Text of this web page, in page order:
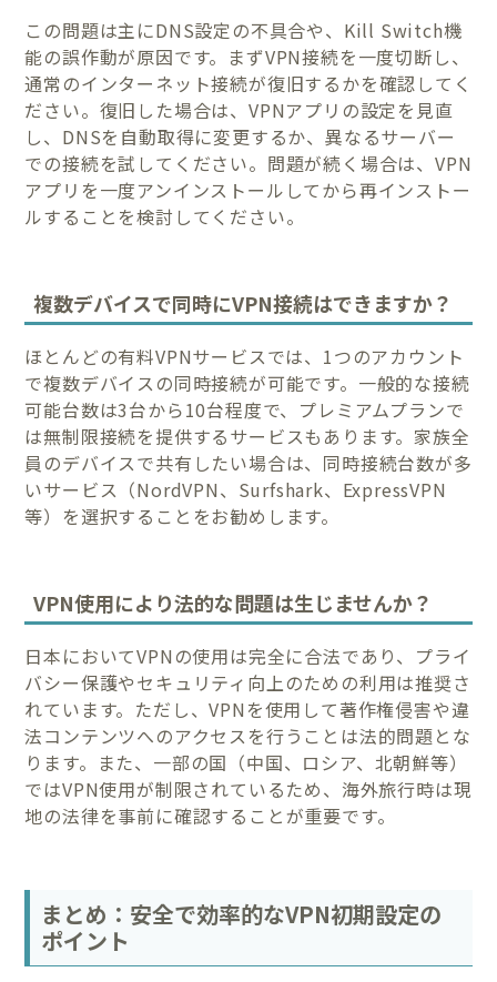
この問題は主にDNS設定の不具合や、Kill Switch機
能の誤作動が原因です。まずVPN接続を一度切断し、
通常のインターネット接続が復旧するかを確認してく
ださい。復旧した場合は、VPNアプリの設定を見直
し、DNSを自動取得に変更するか、異なるサーバー
での接続を試してください。問題が続く場合は、VPN
アプリを一度アンインストールしてから再インストー
ルすることを検討してください。
複数デバイスで同時にVPN接続はできますか？
ほとんどの有料VPNサービスでは、1つのアカウント
で複数デバイスの同時接続が可能です。一般的な接続
可能台数は3台から10台程度で、プレミアムプランで
は無制限接続を提供するサービスもあります。家族全
員のデバイスで共有したい場合は、同時接続台数が多
いサービス（NordVPN、Surfshark、ExpressVPN
等）を選択することをお勧めします。
VPN使用により法的な問題は生じませんか？
日本においてVPNの使用は完全に合法であり、プライ
バシー保護やセキュリティ向上のための利用は推奨さ
れています。ただし、VPNを使用して著作権侵害や違
法コンテンツへのアクセスを行うことは法的問題とな
ります。また、一部の国（中国、ロシア、北朝鮮等）
ではVPN使用が制限されているため、海外旅行時は現
地の法律を事前に確認することが重要です。
まとめ：安全で効率的なVPN初期設定の
ポイント